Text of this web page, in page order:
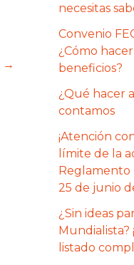
→
necesitas
Convenio
¿Cómo
beneficios?
¿Qué hacer
contamos
¡Atención
límite de la
Reglamento
25 de junio
¿Sin ideas
Mundialista?
listado